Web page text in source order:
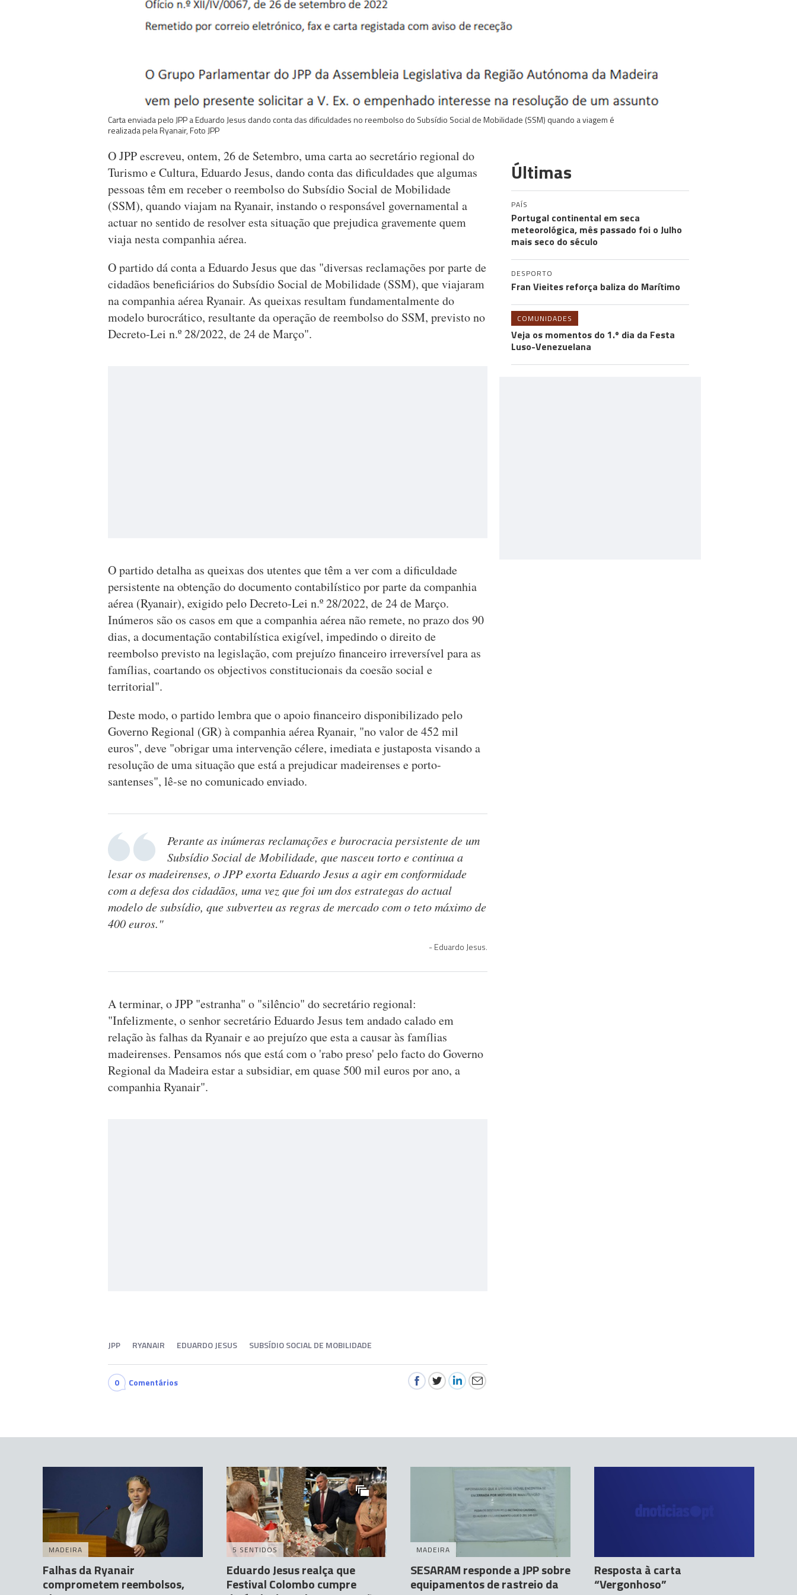
Carta enviada pelo JPP a Eduardo Jesus dando conta das dificuldades no reembolso do Subsídio Social de Mobilidade (SSM) quando a viagem é
realizada pela Ryanair, Foto JPP
O JPP escreveu, ontem, 26 de Setembro, uma carta ao secretário regional do
Turismo e Cultura, Eduardo Jesus, dando conta das dificuldades que algumas
pessoas têm em receber o reembolso do Subsídio Social de Mobilidade
(SSM), quando viajam na Ryanair, instando o responsável governamental a
actuar no sentido de resolver esta situação que prejudica gravemente quem
viaja nesta companhia aérea.
O partido dá conta a Eduardo Jesus que das "diversas reclamações por parte de
cidadãos beneficiários do Subsídio Social de Mobilidade (SSM), que viajaram
na companhia aérea Ryanair. As queixas resultam fundamentalmente do
modelo burocrático, resultante da operação de reembolso do SSM, previsto no
Decreto-Lei n.º 28/2022, de 24 de Março".
O partido detalha as queixas dos utentes que têm a ver com a dificuldade
persistente na obtenção do documento contabilístico por parte da companhia
aérea (Ryanair), exigido pelo Decreto-Lei n.º 28/2022, de 24 de Março.
Inúmeros são os casos em que a companhia aérea não remete, no prazo dos 90
dias, a documentação contabilística exigível, impedindo o direito de
reembolso previsto na legislação, com prejuízo financeiro irreversível para as
famílias, coartando os objectivos constitucionais da coesão social e
territorial".
Deste modo, o partido lembra que o apoio financeiro disponibilizado pelo
Governo Regional (GR) à companhia aérea Ryanair, "no valor de 452 mil
euros", deve "obrigar uma intervenção célere, imediata e justaposta visando a
resolução de uma situação que está a prejudicar madeirenses e porto-
santenses", lê-se no comunicado enviado.
Perante as inúmeras reclamações e burocracia persistente de um
Subsídio Social de Mobilidade, que nasceu torto e continua a
lesar os madeirenses, o JPP exorta Eduardo Jesus a agir em conformidade
com a defesa dos cidadãos, uma vez que foi um dos estrategas do actual
modelo de subsídio, que subverteu as regras de mercado com o teto máximo de
400 euros."
Eduardo Jesus.
A terminar, o JPP "estranha" o "silêncio" do secretário regional:
"Infelizmente, o senhor secretário Eduardo Jesus tem andado calado em
relação às falhas da Ryanair e ao prejuízo que esta a causar às famílias
madeirenses. Pensamos nós que está com o 'rabo preso' pelo facto do Governo
Regional da Madeira estar a subsidiar, em quase 500 mil euros por ano, a
companhia Ryanair".
JPP RYANAIR EDUARDO JESUS SUBSÍDIO SOCIAL DE MOBILIDADE
0 Comentários
Últimas
PAÍS
Portugal continental em seca
meteorológica, mês passado foi o Julho
mais seco do século
DESPORTO
Fran Vieites reforça baliza do Marítimo
COMUNIDADES
Veja os momentos do 1.º dia da Festa
Luso-Venezuelana
MADEIRA
Falhas da Ryanair
comprometem reembolsos,
5 SENTIDOS
Eduardo Jesus realça que
Festival Colombo cumpre
MADEIRA
SESARAM responde a JPP sobre
equipamentos de rastreio da
Resposta à carta
“Vergonhoso”